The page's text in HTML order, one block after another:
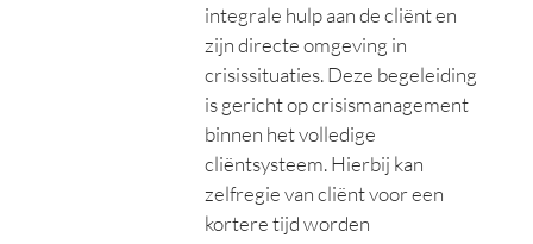
integrale hulp aan de cliënt en
zijn directe omgeving in
crisissituaties. Deze begeleiding
is gericht op crisismanagement
binnen het volledige
cliëntsysteem. Hierbij kan
zelfregie van cliënt voor een
kortere tijd worden